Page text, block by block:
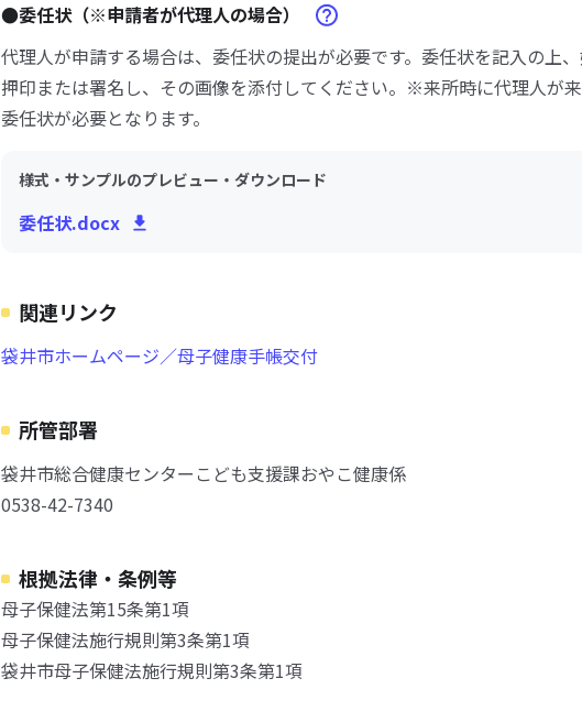
●委任状（※申請者が代理人の場合）
代理人が申請する場合は、委任状の提出が必要です。委任状を記入の上
押印または署名し、その画像を添付してください。※来所時に代理人が
委任状が必要となります。
様式・サンプルのプレビュー・ダウンロード
委任状.docx
関連リンク
袋井市ホームページ／母子健康手帳交付
所管部署
袋井市総合健康センターこども支援課おやこ健康係
0538-42-7340
根拠法律・条例等
母子保健法第15条第1項
母子保健法施行規則第3条第1項
袋井市母子保健法施行規則第3条第1項